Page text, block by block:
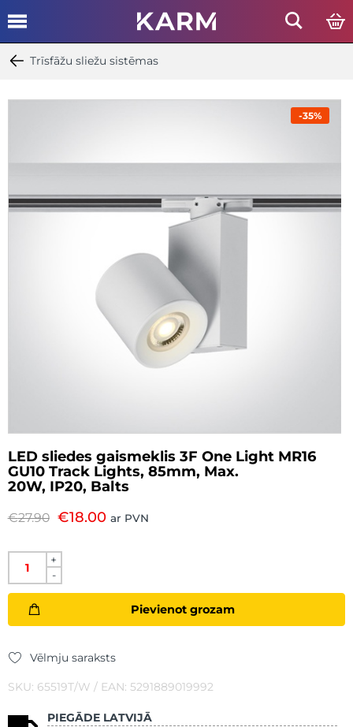
Trīsfāžu sliežu sistēmas
-35%
LED sliedes gaismeklis 3F One Light MR16
GU10 Track Lights, 85mm, Max.
20W, IP20, Balts
€27.90 €18.00 ar PVN
+
-
Pievienot grozam
Vēlmju saraksts
SKU: 65519T/W / EAN: 5291889019992
PIEGĀDE LATVIJĀ